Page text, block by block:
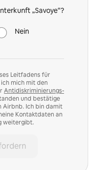
„Savoye“?
Nein
Leitfadens für
mich mit den
Antidiskriminierungs-
und bestätige
Airbnb. Ich bin damit
Kontaktdaten an
weitergibt.